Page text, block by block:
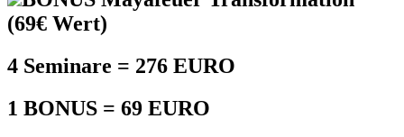
(69€ Wert)
4 Seminare = 276 EURO
1 BONUS = 69 EURO